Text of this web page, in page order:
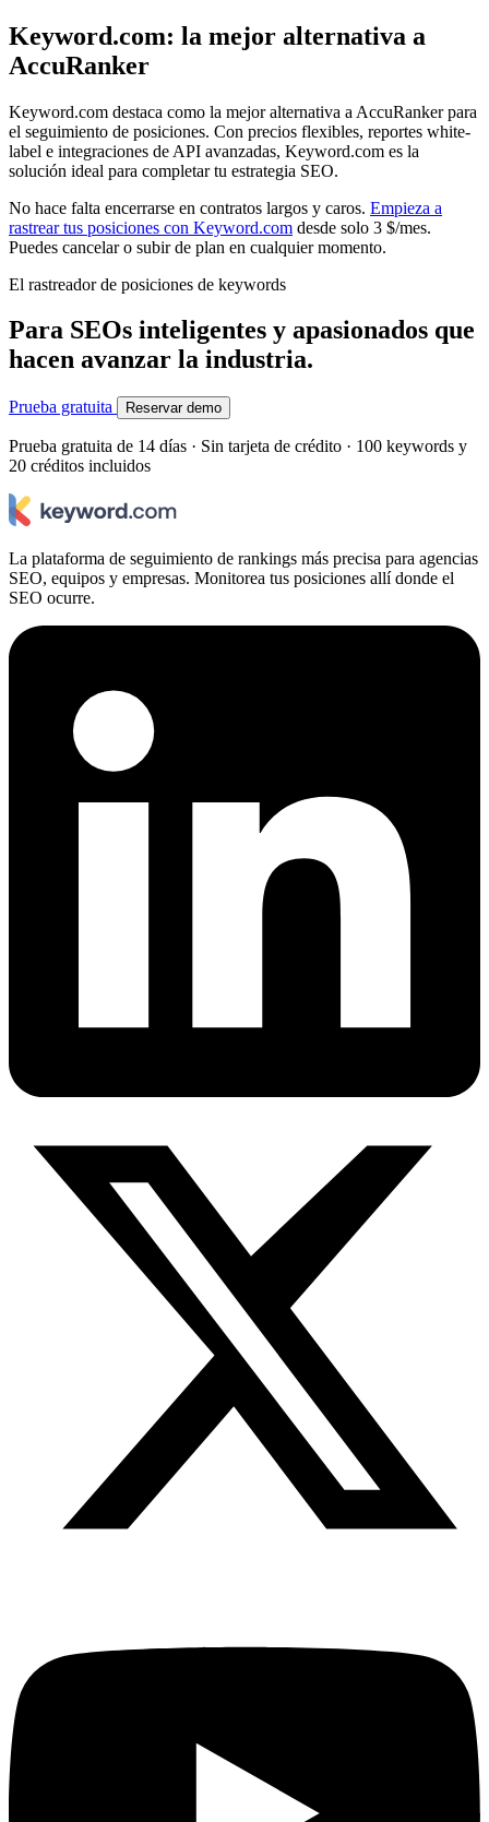
Keyword.com: la mejor alternativa a
AccuRanker
Keyword.com destaca como la mejor alternativa a AccuRanker para
el seguimiento de posiciones. Con precios flexibles, reportes white-
label e integraciones de API avanzadas, Keyword.com es la
solución ideal para completar tu estrategia SEO.
No hace falta encerrarse en contratos largos y caros. Empieza a
rastrear tus posiciones con Keyword.com desde solo 3 $/mes.
Puedes cancelar o subir de plan en cualquier momento.
El rastreador de posiciones de keywords
Para SEOs inteligentes y apasionados que
hacen avanzar la industria.
Prueba gratuita Reservar demo
Prueba gratuita de 14 días · Sin tarjeta de crédito · 100 keywords y
20 créditos incluidos
La plataforma de seguimiento de rankings más precisa para agencias
SEO, equipos y empresas. Monitorea tus posiciones allí donde el
SEO ocurre.